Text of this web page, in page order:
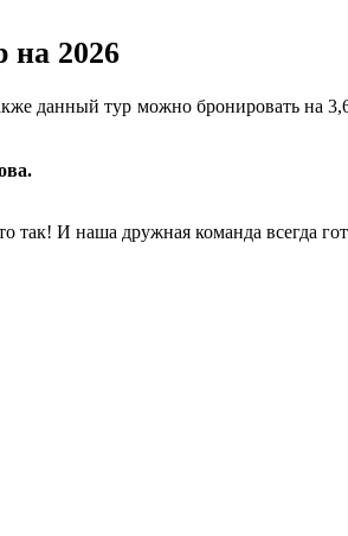
на 2026
данный тур можно бронировать на
И наша дружная команда всегда